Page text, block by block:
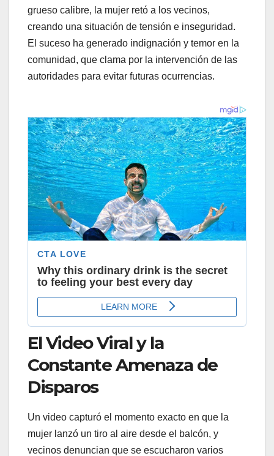
grueso calibre, la mujer retó a los vecinos,
creando una situación de tensión e inseguridad.
El suceso ha generado indignación y temor en la
comunidad, que clama por la intervención de las
autoridades para evitar futuras ocurrencias.
El Video Viral y la
Constante Amenaza de
Disparos
Un video capturó el momento exacto en que la
mujer lanzó un tiro al aire desde el balcón, y
vecinos denuncian que se escucharon varios